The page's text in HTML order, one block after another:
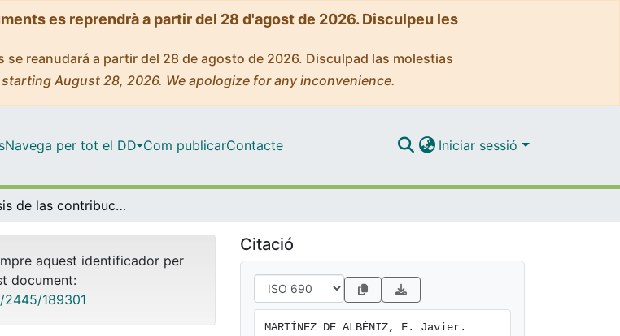
es reprendrà a partir del 28 d'agost de 2026. Disculpeu les
reanudará a partir del 28 de agosto de 2026. Disculpad las molestias
August 28, 2026. We apologize for any inconvenience.
Navega per tot el DD Com publicarContacte Iniciar sessió
Análisis de las contribuciones marginales en contextos cooperativos
aquest identificador per
document:
189301
Citació